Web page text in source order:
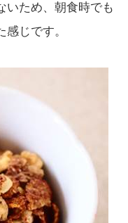
いため、朝食時でも
じです。